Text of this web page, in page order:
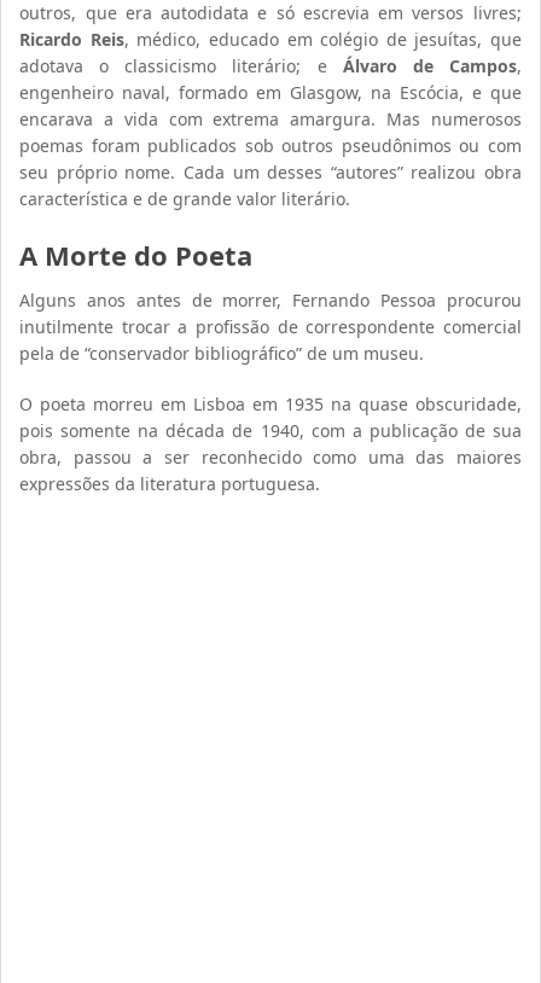
outros, que era autodidata e só escrevia em versos livres;
Ricardo Reis, médico, educado em colégio de jesuítas, que
adotava o classicismo literário; e Álvaro de Campos,
engenheiro naval, formado em Glasgow, na Escócia, e que
encarava a vida com extrema amargura. Mas numerosos
poemas foram publicados sob outros pseudônimos ou com
seu próprio nome. Cada um desses “autores” realizou obra
característica e de grande valor literário.
A Morte do Poeta
Alguns anos antes de morrer, Fernando Pessoa procurou
inutilmente trocar a profissão de correspondente comercial
pela de “conservador bibliográfico” de um museu.
O poeta morreu em Lisboa em 1935 na quase obscuridade,
pois somente na década de 1940, com a publicação de sua
obra, passou a ser reconhecido como uma das maiores
expressões da literatura portuguesa.